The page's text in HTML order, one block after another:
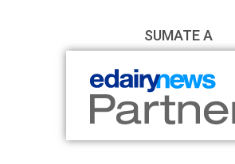
SUMATE A